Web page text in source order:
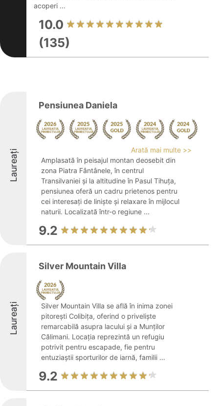
acoperi ...
10.0
(135)
Laureați
Pensiunea Daniela
Arată mai multe >>
Amplasată în peisajul montan deosebit din
zona Piatra Fântânele, în centrul
Transilvaniei și la altitudine în Pasul Tihuța,
pensiunea oferă un cadru prietenos pentru
cei interesați de liniște și relaxare în mijlocul
naturii. Localizată într-o regiune ...
9.2
Laureați
Silver Mountain Villa
Silver Mountain Villa se află în inima zonei
pitorești Colibița, oferind o priveliște
remarcabilă asupra lacului și a Munților
Călimani. Locația reprezintă un refugiu
potrivit pentru escapade, fie pentru
entuziaștii sporturilor de iarnă, familii ...
9.2